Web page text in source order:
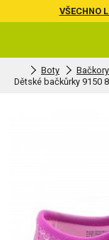
VŠECHNO
Boty Bačkory
Dětské bačkůrky 9150